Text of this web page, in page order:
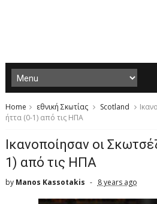
Home εθνική Σκωτίας Scotland
ήττα (0-1) από τις ΗΠΑ
Ικανοποίησαν οι
1) από τις ΗΠΑ
by Manos Kassotakis 8 years ago